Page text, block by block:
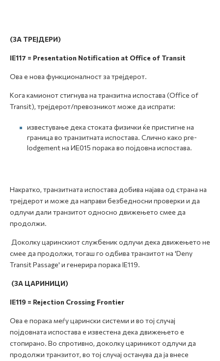
(ЗА ТРЕЈДЕРИ)
IE117 = Presentation Notification at Office of Transit
Ова е нова функционалност за трејдерот.
Кога камионот стигнува на транзитна испостава (Office of
Transit), трејдерот/превозникот може да испрати:
известување дека стоката физички ќе пристигне на
граница во транзитната испостава. Слично како pre-
lodgement на ИЕ015 порака во појдовна испостава.
Накратко, транзитната испостава добива најава од страна на
трејдерот и може да направи безбедносни проверки и да
одлучи дали транзитот односно движењето смее да
продолжи.
Доколку царинскиот службеник одлучи дека движењето не
смее да продолжи, тогаш го одбива транзитот на 'Deny
Transit Passage' и генерира порака IE119.
(ЗА ЦАРИНИЦИ)
IE119 = Rejection Crossing Frontier
Ова е порака меѓу царински системи и во тој случај
појдовната испостава е известена дека движењето е
стопирано. Во спротивно, доколку цариникот одлучи да
продолжи транзитот, во тој случај останува да ја внесе